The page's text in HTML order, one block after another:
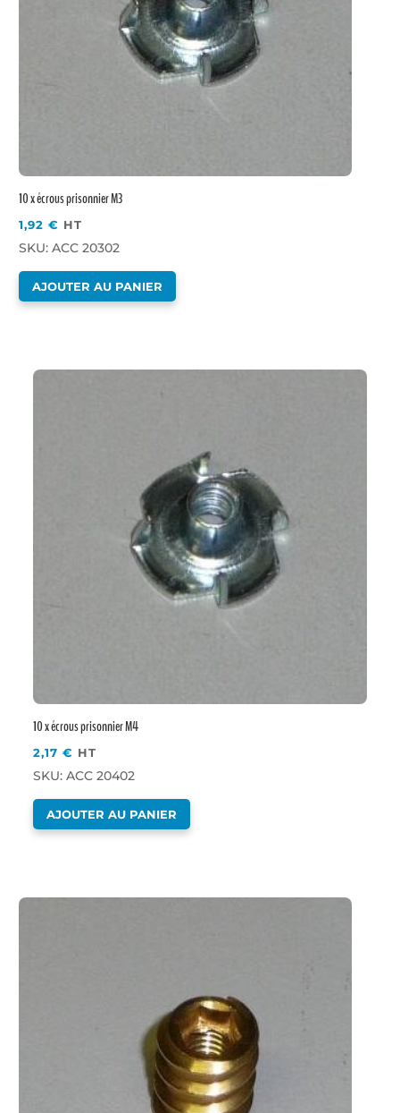
10 x écrous prisonnier M3
1,92€ HT
SKU: ACC 20302
AJOUTER AU PANIER
10 x écrous prisonnier M4
2,17€ HT
SKU: ACC 20402
AJOUTER AU PANIER